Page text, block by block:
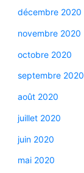
décembre 2020
novembre 2020
octobre 2020
septembre 2020
août 2020
juillet 2020
juin 2020
mai 2020